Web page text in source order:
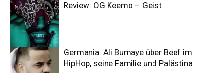
Review: OG Keemo – Geist
Germania: Ali Bumaye über Beef im
HipHop, seine Familie und Palästina